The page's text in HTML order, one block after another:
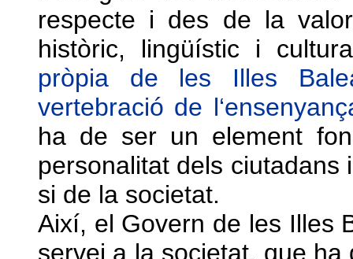
respecte i des de la
històric, lingüístic i
pròpia de les Illes
vertebració de
ha de ser un element
personalitat dels
si de la societat.
Així, el Govern de les Illes
servei a la societat, que